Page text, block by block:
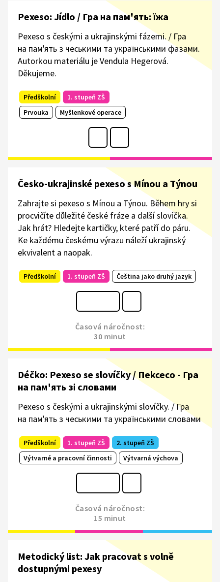
Pexeso: Jídlo / Гра на пам'ять: їжа
Pexeso s českými a ukrajinskými fázemi. / Гра
на пам'ять з чеськими та українськими фазами.
Autorkou materiálu je Vendula Hegerová.
Děkujeme.
Předškolní
1. stupeň ZŠ
Prvouka
Myšlenkové operace
Česko-ukrajinské pexeso s Mínou a Týnou
Zahrajte si pexeso s Mínou a Týnou. Během hry si
procvičíte důležité české fráze a další slovíčka.
Jak hrát? Hledejte kartičky, které patří do páru.
Ke každému českému výrazu náleží ukrajinský
ekvivalent a naopak.
Předškolní 1. stupeň ZŠ Čeština jako druhý jazyk
Časová náročnost:
30 minut
Déčko: Pexeso se slovíčky / Пekceco - Гра
на пам'ять зі словами
Pexeso s českými a ukrajinskými slovíčky. / Гра
на пам'ять з чеськими та українськими словами
Předškolní 1. stupeň ZŠ
2. stupeň ZŠ
Výtvarné a pracovní činnosti
Výtvarná výchova
Časová náročnost:
15 minut
Metodický list: Jak pracovat s volně
dostupnými pexesy